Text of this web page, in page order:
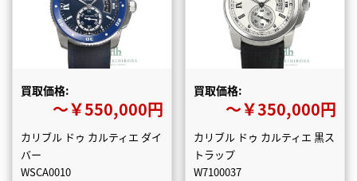
買取価格:
〜￥550,000円
カリブル ドゥ カルティエ ダイ
バー
WSCA0010
買取価格:
〜￥350,000円
カリブル ドゥ カルティエ 黒ス
トラップ
W7100037